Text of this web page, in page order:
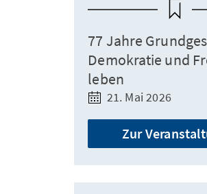
77 Jahre
Demokratie und
leben
21. Mai 2026
Zur